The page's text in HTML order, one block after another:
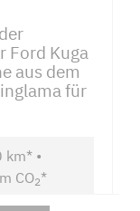
Ford Kuga
aus dem
für
•
CO2*